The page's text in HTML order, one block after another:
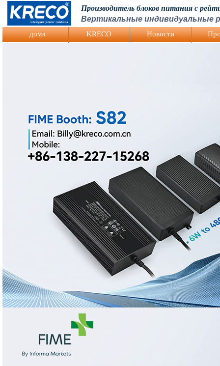
Logo Picture
Производитель блоков питания с
Вертикальные индивидуальные
дома KRECO Hовости